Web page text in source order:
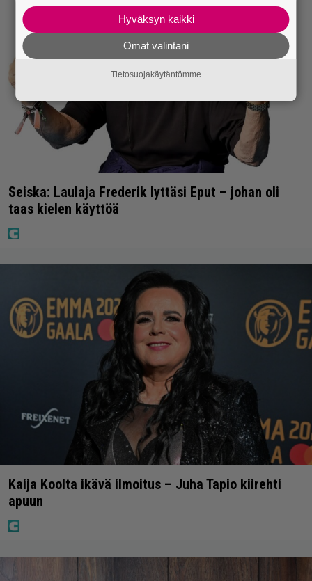
Seiska: Laulaja Frederik lyttäsi Eput – johan oli
taas kielen käyttöä
Kaija Koolta ikävä ilmoitus – Juha Tapio kiirehti
apuun
Hyväksyn kaikki
Omat valintani
Tietosuojakäytäntömme